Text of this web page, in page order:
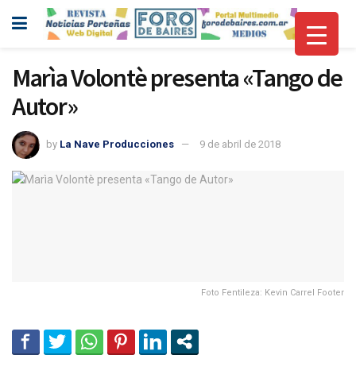
Marìa Volontè presenta «Tango de
Autor»
by La Nave Producciones 9 de abril de 2018
Foto Fentileza: Kevin Carrel Footer